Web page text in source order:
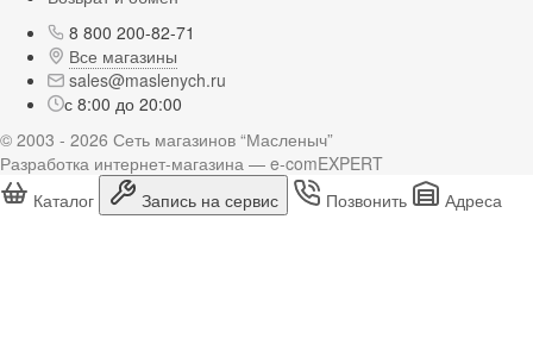
8 800 200-82-71
Все магазины
sales@maslenych.ru
с 8:00 до 20:00
© 2003 - 2026 Сеть магазинов “Масленыч”
Разработка интернет-магазина — e-comEXPERT
Каталог
Запись на сервис Позвонить Адреса